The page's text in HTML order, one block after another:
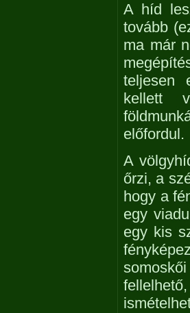
A híd
tovább
ma már
teljesen
kellett
előfordul.
A
őrzi, a
hogy a
egy
egy kis